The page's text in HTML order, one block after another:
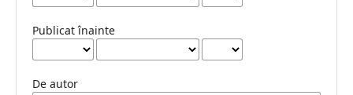
Publicat înainte
De autor